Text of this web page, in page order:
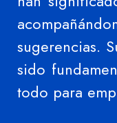
sugerencias.
sido
todo para